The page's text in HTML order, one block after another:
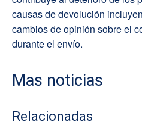
causas de devolución
cambios de opinión sobre el
durante el envío.
Mas noticias
Relacionadas